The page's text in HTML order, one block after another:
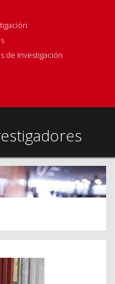
de Investigación